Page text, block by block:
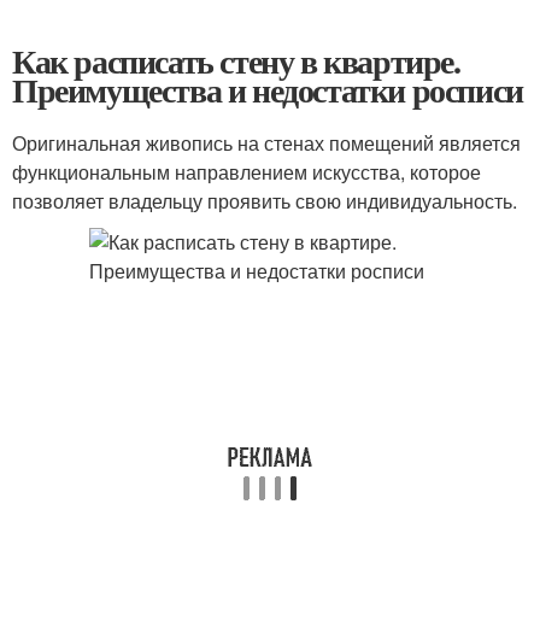
Как расписать стену в квартире.
Преимущества и недостатки росписи
Оригинальная живопись на стенах помещений является
функциональным направлением искусства, которое
позволяет владельцу проявить свою индивидуальность.